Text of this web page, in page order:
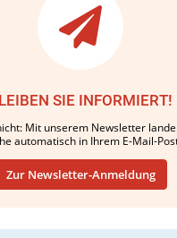
SIE INFORMIERT!
Mit unserem Newsletter
automatisch in Ihrem E-Mail-
Zur Newsletter-Anmeldung